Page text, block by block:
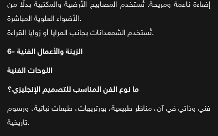
إضاءة ناعمة ومريحة. تُستخدم المصابيح الأرضية والمكتبية بدلًا من
الأضواء العلوية المباشرة.
تُستخدم الشمعدانات بجانب المرايا أو زوايا القراءة.
6- الزينة والأعمال الفنية
اللوحات الفنية
ما نوع الفن المناسب للتصميم الإنجليزي؟
فني وذاتي في آن، مناظر طبيعية، بورتريهات، طبعات نباتية، ورسوم
تاريخية.